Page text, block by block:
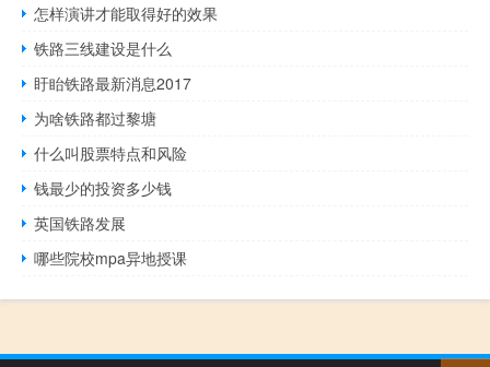
怎样演讲才能取得好的效果
铁路三线建设是什么
盱眙铁路最新消息2017
为啥铁路都过黎塘
什么叫股票特点和风险
钱最少的投资多少钱
英国铁路发展
哪些院校mpa异地授课